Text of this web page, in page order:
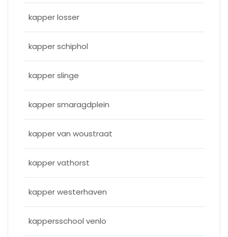
kapper losser
kapper schiphol
kapper slinge
kapper smaragdplein
kapper van woustraat
kapper vathorst
kapper westerhaven
kappersschool venlo